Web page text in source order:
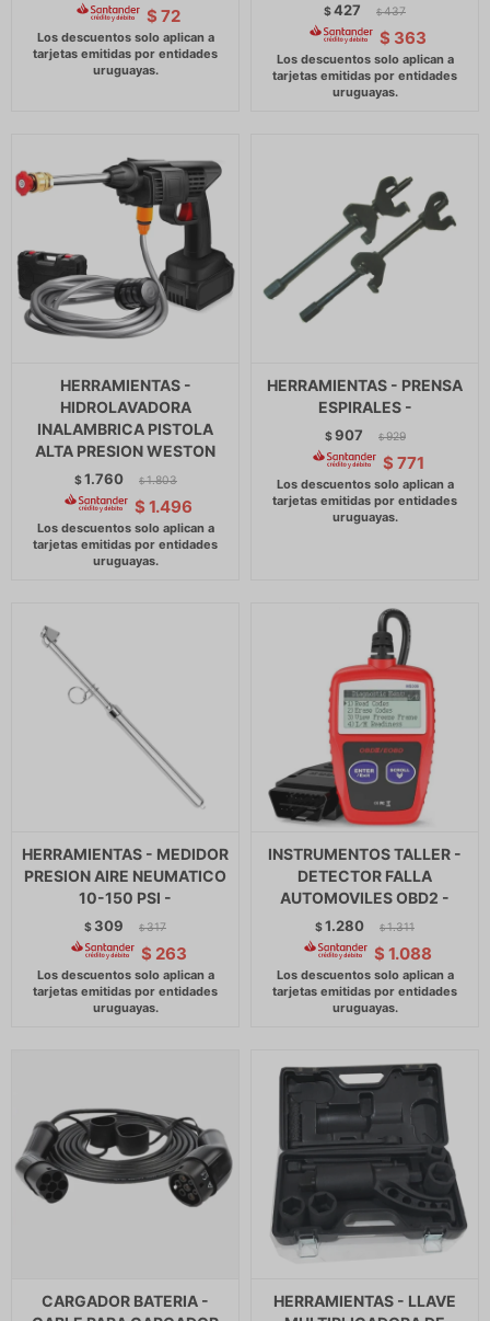
$ 72 $427 $ 437
$ 363
HERRAMIENTAS -
HIDROLAVADORA
INALAMBRICA PISTOLA
ALTA PRESION WESTON
$1.760 $ 1.803
$ 1.496
HERRAMIENTAS - PRENSA
ESPIRALES -
$907 $ 929
$ 771
HERRAMIENTAS - MEDIDOR
PRESION AIRE NEUMATICO
10-150 PSI -
$ 309 $ 317
$ 263
INSTRUMENTOS TALLER -
DETECTOR FALLA
AUTOMOVILES OBD2 -
$1.280 $ 1.311
$ 1.088
CARGADOR BATERIA -
HERRAMIENTAS - LLAVE